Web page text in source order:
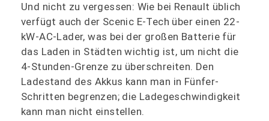
Und nicht zu vergessen: Wie bei Renault üblich
verfügt auch der Scenic E-Tech über einen 22-
kW-AC-Lader, was bei der großen Batterie für
das Laden in Städten wichtig ist, um nicht die
4-Stunden-Grenze zu überschreiten. Den
Ladestand des Akkus kann man in Fünfer-
Schritten begrenzen; die Ladegeschwindigkeit
kann man nicht einstellen.